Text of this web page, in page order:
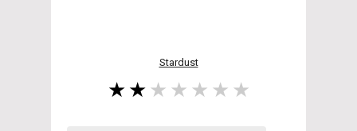
Stardust